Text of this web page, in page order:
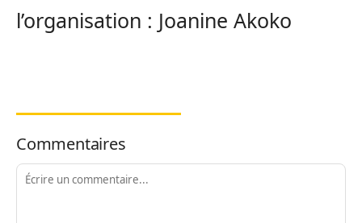
l’organisation : Joanine Akoko
Commentaires